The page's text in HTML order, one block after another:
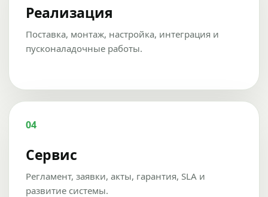
Реализация
Поставка, монтаж, настройка, интеграция и
пусконаладочные работы.
04
Сервис
Регламент, заявки, акты, гарантия, SLA и
развитие системы.